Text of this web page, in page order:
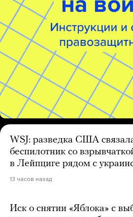
WSJ: разведка США
беспилотник со
в Лейпциге рядом с
13 часов назад
Иск о снятии «Яблока» с